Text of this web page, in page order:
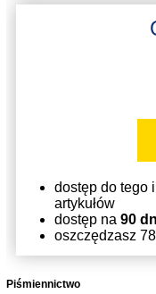
dostęp do tego
artykułów
dostęp na 90
oszczędzasz 78
Piśmiennictwo